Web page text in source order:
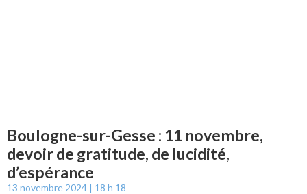
Boulogne-sur-Gesse : 11 novembre,
devoir de gratitude, de lucidité,
d’espérance
13 novembre 2024 18 h 18